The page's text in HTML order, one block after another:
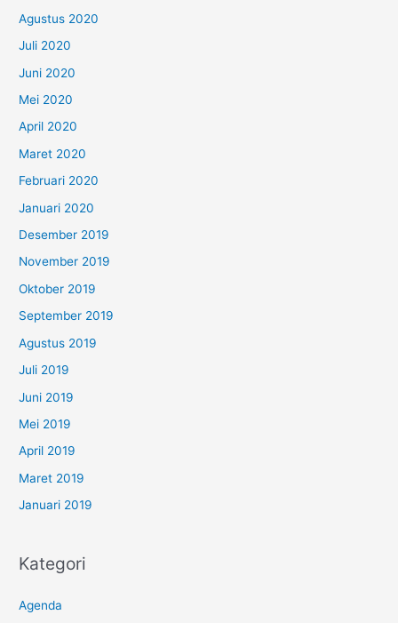
Agustus 2020
Juli 2020
Juni 2020
Mei 2020
April 2020
Maret 2020
Februari 2020
Januari 2020
Desember 2019
November 2019
Oktober 2019
September 2019
Agustus 2019
Juli 2019
Juni 2019
Mei 2019
April 2019
Maret 2019
Januari 2019
Kategori
Agenda